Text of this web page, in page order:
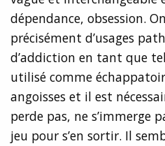
dépendance, obsession.
précisément d’usages
d’addiction en tant que
utilisé comme
angoisses et il est
perde pas, ne s’immerge
jeu pour s’en sortir. Il